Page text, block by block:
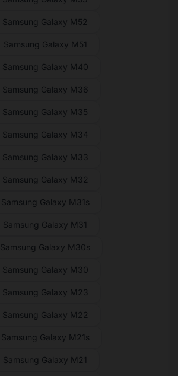
Samsung Galaxy M52
Samsung Galaxy M51
Samsung Galaxy M40
Samsung Galaxy M36
Samsung Galaxy M35
Samsung Galaxy M34
Samsung Galaxy M33
Samsung Galaxy M32
Samsung Galaxy M31s
Samsung Galaxy M31
Samsung Galaxy M30s
Samsung Galaxy M30
Samsung Galaxy M23
Samsung Galaxy M22
Samsung Galaxy M21s
Samsung Galaxy M21